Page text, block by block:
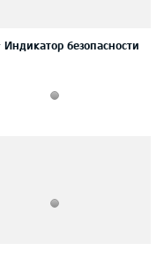
безопасности